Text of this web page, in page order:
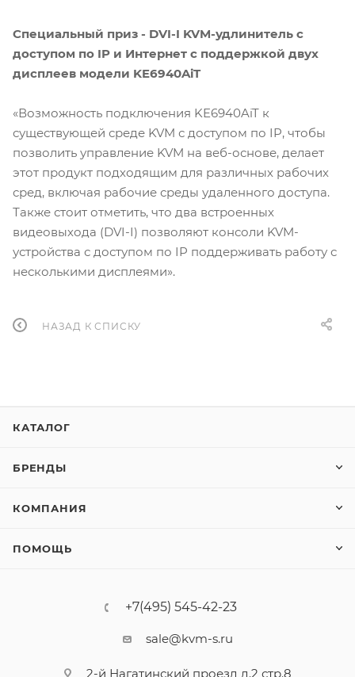
Специальный приз - DVI-I KVM-удлинитель с
доступом по IP и Интернет с поддержкой двух
дисплеев модели KE6940AiT
«Возможность подключения KE6940AiT к
существующей среде KVM с доступом по IP, чтобы
позволить управление KVM на веб-основе, делает
этот продукт подходящим для различных рабочих
сред, включая рабочие среды удаленного доступа.
Также стоит отметить, что два встроенных
видеовыхода (DVI-I) позволяют консоли KVM-
устройства с доступом по IP поддерживать работу с
несколькими дисплеями».
НАЗАД К СПИСКУ
КАТАЛОГ
БРЕНДЫ
КОМПАНИЯ
ПОМОЩЬ
+7(495) 545-42-23
sale@kvm-s.ru
2-й Нагатинский проезд д.2 стр.8